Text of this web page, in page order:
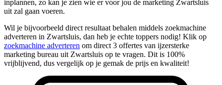
inplannen, zo kan je zien wie er voor jou de marketing Zwartsluis
uit zal gaan voeren.
Wil je bijvoorbeeld direct resultaat behalen middels zoekmachine
adverteren in Zwartsluis, dan heb je echte toppers nodig! Klik op
zoekmachine adverteren om direct 3 offertes van ijzersterke
marketing bureau uit Zwartsluis op te vragen. Dit is 100%
vrijblijvend, dus vergelijk op je gemak de prijs en kwaliteit!